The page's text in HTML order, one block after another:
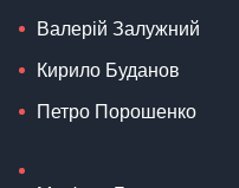
Валерій Залужний
Кирило Буданов
Петро Порошенко